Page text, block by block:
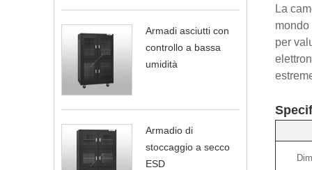
Armadi asciutti con
controllo a bassa
umidità
Armadio di
stoccaggio a secco
ESD
La
per